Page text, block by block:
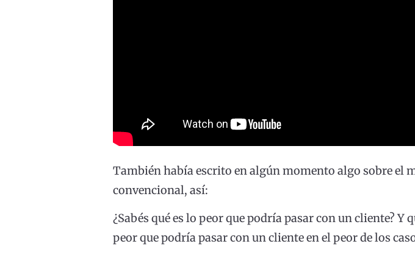
También había escrito en algún momento algo sobre el
convencional, así:
¿Sabés qué es lo peor que podría pasar con un cliente?
peor que podría pasar con un cliente en el peor de los